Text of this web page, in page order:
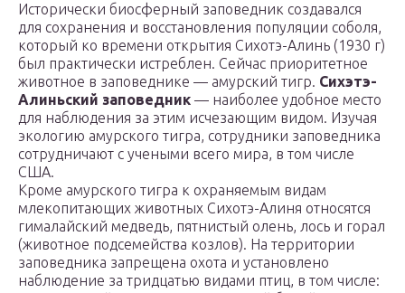
Исторически биосферный заповедник создавался
для сохранения и восстановления популяции соболя,
который ко времени открытия Сихотэ-Алинь (1930 г)
был практически истреблен. Сейчас приоритетное
животное в заповеднике — амурский тигр. Сихэтэ-
Алиньский заповедник — наиболее удобное место
для наблюдения за этим исчезающим видом. Изучая
экологию амурского тигра, сотрудники заповедника
сотрудничают с учеными всего мира, в том числе
США.
Кроме амурского тигра к охраняемым видам
млекопитающих животных Сихотэ-Алиня относятся
гималайский медведь, пятнистый олень, лось и горал
(животное подсемейства козлов). На территории
заповедника запрещена охота и установлено
наблюдение за тридцатью видами птиц, в том числе: